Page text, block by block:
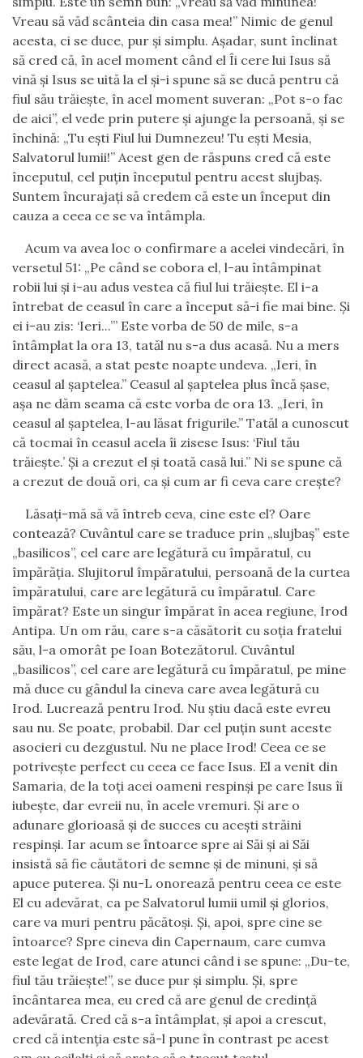
Vreau să văd scânteia din casa mea!” Nimic de genul
acesta, ci se duce, pur şi simplu. Aşadar, sunt înclinat
să cred că, în acel moment când el Îi cere lui Isus să
vină şi Isus se uită la el şi-i spune să se ducă pentru că
fiul său trăieşte, în acel moment suveran: „Pot s-o fac
de aici”, el vede prin putere şi ajunge la persoană, şi se
închină: „Tu eşti Fiul lui Dumnezeu! Tu eşti Mesia,
Salvatorul lumii!” Acest gen de răspuns cred că este
începutul, cel puţin începutul pentru acest slujbaş.
Suntem încurajaţi să credem că este un început din
cauza a ceea ce se va întâmpla.
Acum va avea loc o confirmare a acelei vindecări, în
versetul 51: „Pe când se cobora el, l-au întâmpinat
robii lui şi i-au adus vestea că fiul lui trăieşte. El i-a
întrebat de ceasul în care a început să-i fie mai bine. Şi
ei i-au zis: ‘Ieri...’” Este vorba de 50 de mile, s-a
întâmplat la ora 13, tatăl nu s-a dus acasă. Nu a mers
direct acasă, a stat peste noapte undeva. „Ieri, în
ceasul al şaptelea.” Ceasul al şaptelea plus încă şase,
aşa ne dăm seama că este vorba de ora 13. „Ieri, în
ceasul al şaptelea, l-au lăsat frigurile.” Tatăl a cunoscut
că tocmai în ceasul acela îi zisese Isus: ‘Fiul tău
trăieşte.’ Şi a crezut el şi toată casă lui.” Ni se spune că
a crezut de două ori, ca şi cum ar fi ceva care creşte?
Lăsaţi-mă să vă întreb ceva, cine este el? Oare
contează? Cuvântul care se traduce prin „slujbaş” este
„basilicos”, cel care are legătură cu împăratul, cu
împărăţia. Slujitorul împăratului, persoană de la curtea
împăratului, care are legătură cu împăratul. Care
împărat? Este un singur împărat în acea regiune, Irod
Antipa. Un om rău, care s-a căsătorit cu soţia fratelui
său, l-a omorât pe Ioan Botezătorul. Cuvântul
„basilicos”, cel care are legătură cu împăratul, pe mine
mă duce cu gândul la cineva care avea legătură cu
Irod. Lucrează pentru Irod. Nu ştiu dacă este evreu
sau nu. Se poate, probabil. Dar cel puţin sunt aceste
asocieri cu dezgustul. Nu ne place Irod! Ceea ce se
potriveşte perfect cu ceea ce face Isus. El a venit din
Samaria, de la toţi acei oameni respinşi pe care Isus îi
iubeşte, dar evreii nu, în acele vremuri. Şi are o
adunare glorioasă şi de succes cu aceşti străini
respinşi. Iar acum se întoarce spre ai Săi şi ai Săi
insistă să fie căutători de semne şi de minuni, şi să
apuce puterea. Şi nu-L onorează pentru ceea ce este
El cu adevărat, ca pe Salvatorul lumii umil şi glorios,
care va muri pentru păcătoşi. Şi, apoi, spre cine se
întoarce? Spre cineva din Capernaum, care cumva
este legat de Irod, care atunci când i se spune: „Du-te,
fiul tău trăieşte!”, se duce pur şi simplu. Şi, spre
încântarea mea, eu cred că are genul de credinţă
adevărată. Cred că s-a întâmplat, şi apoi a crescut,
cred că intenţia este să-l pune în contrast pe acest